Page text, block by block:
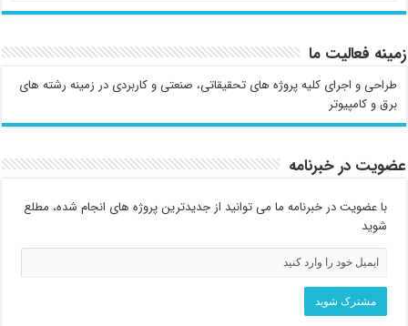
زمینه فعالیت ما
طراحی و اجرای کلیه پروژه های تحقیقاتی، صنعتی و کاربردی در زمینه رشته های
برق و کامپیوتر
عضویت در خبرنامه
با عضویت در خبرنامه ما می توانید از جدیدترین پروژه های انجام شده، مطلع
شوید